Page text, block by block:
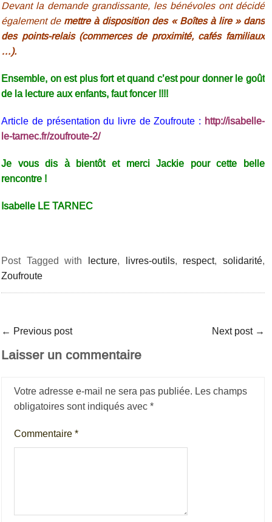
Devant la demande grandissante, les bénévoles ont décidé
également demettre à disposition des « Boîtes à lire » dans
des points-relais (commerces de proximité, cafés familiaux
…).
Ensemble, on est plus fort et quand c’est pour donner le goût
de la lecture aux enfants, faut foncer !!!!
Article de présentation du livre de Zoufroute : http://isabelle-
le-tarnec.fr/zoufroute-2/
Je vous dis à bientôt et merci Jackie pour cette belle
rencontre !
Isabelle LE TARNEC
Post Tagged with lecture, livres-outils, respect, solidarité,
Zoufroute
← Previous post Next post →
Laisser un commentaire
Votre adresse e-mail ne sera pas publiée. Les champs
obligatoires sont indiqués avec*
Commentaire*